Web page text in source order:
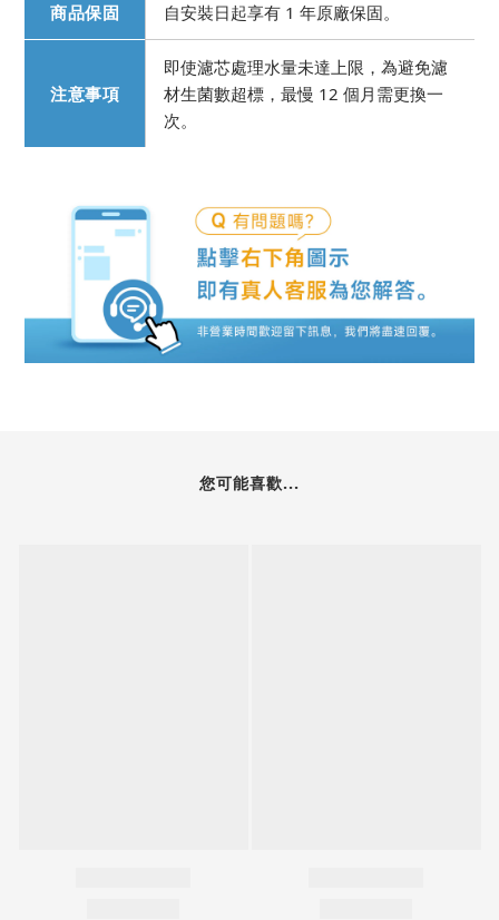
商品保固 自安裝日起享有 1 年原廠保固。
注意事項
即使濾芯處理水量未達上限，為避免濾
材生菌數超標，最慢 12 個月需更換一
次。
您可能喜歡...